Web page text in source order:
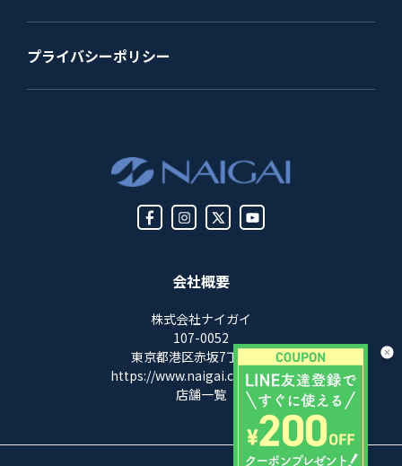
会社概要
株式会社ナイガイ
107-0052
東京都港区赤坂7丁目8-5
https://www.naigai.co.jp/corp/
店舗一覧
プライバシーポリシー